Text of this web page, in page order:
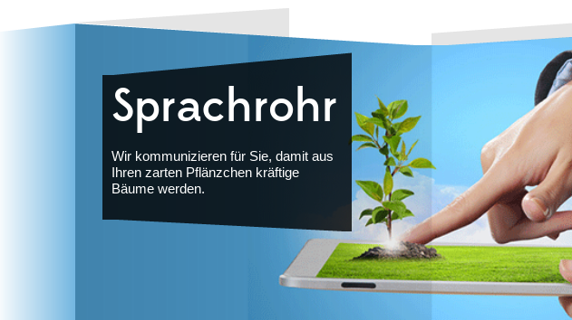
Wir kommunizieren für Sie, damit aus
Ihren zarten Pflänzchen kräftige
Bäume werden.
Punkt
Dazu bringen wir Ihre Daten und Fakten
auf den Punkt.